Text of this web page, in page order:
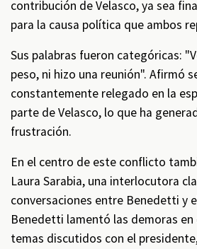
contribución de Velasco, ya sea
para la causa política que ambos
Sus palabras fueron categóricas:
peso, ni hizo una reunión". Afirmó
constantemente relegado en la
parte de Velasco, lo que ha
frustración.
En el centro de este conflicto
Laura Sarabia, una interlocutora
conversaciones entre Benedetti y
Benedetti lamentó las demoras en
temas discutidos con el